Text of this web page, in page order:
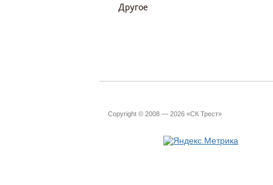
Другое
Copyright © 2008 — 2026 «СК Трест»